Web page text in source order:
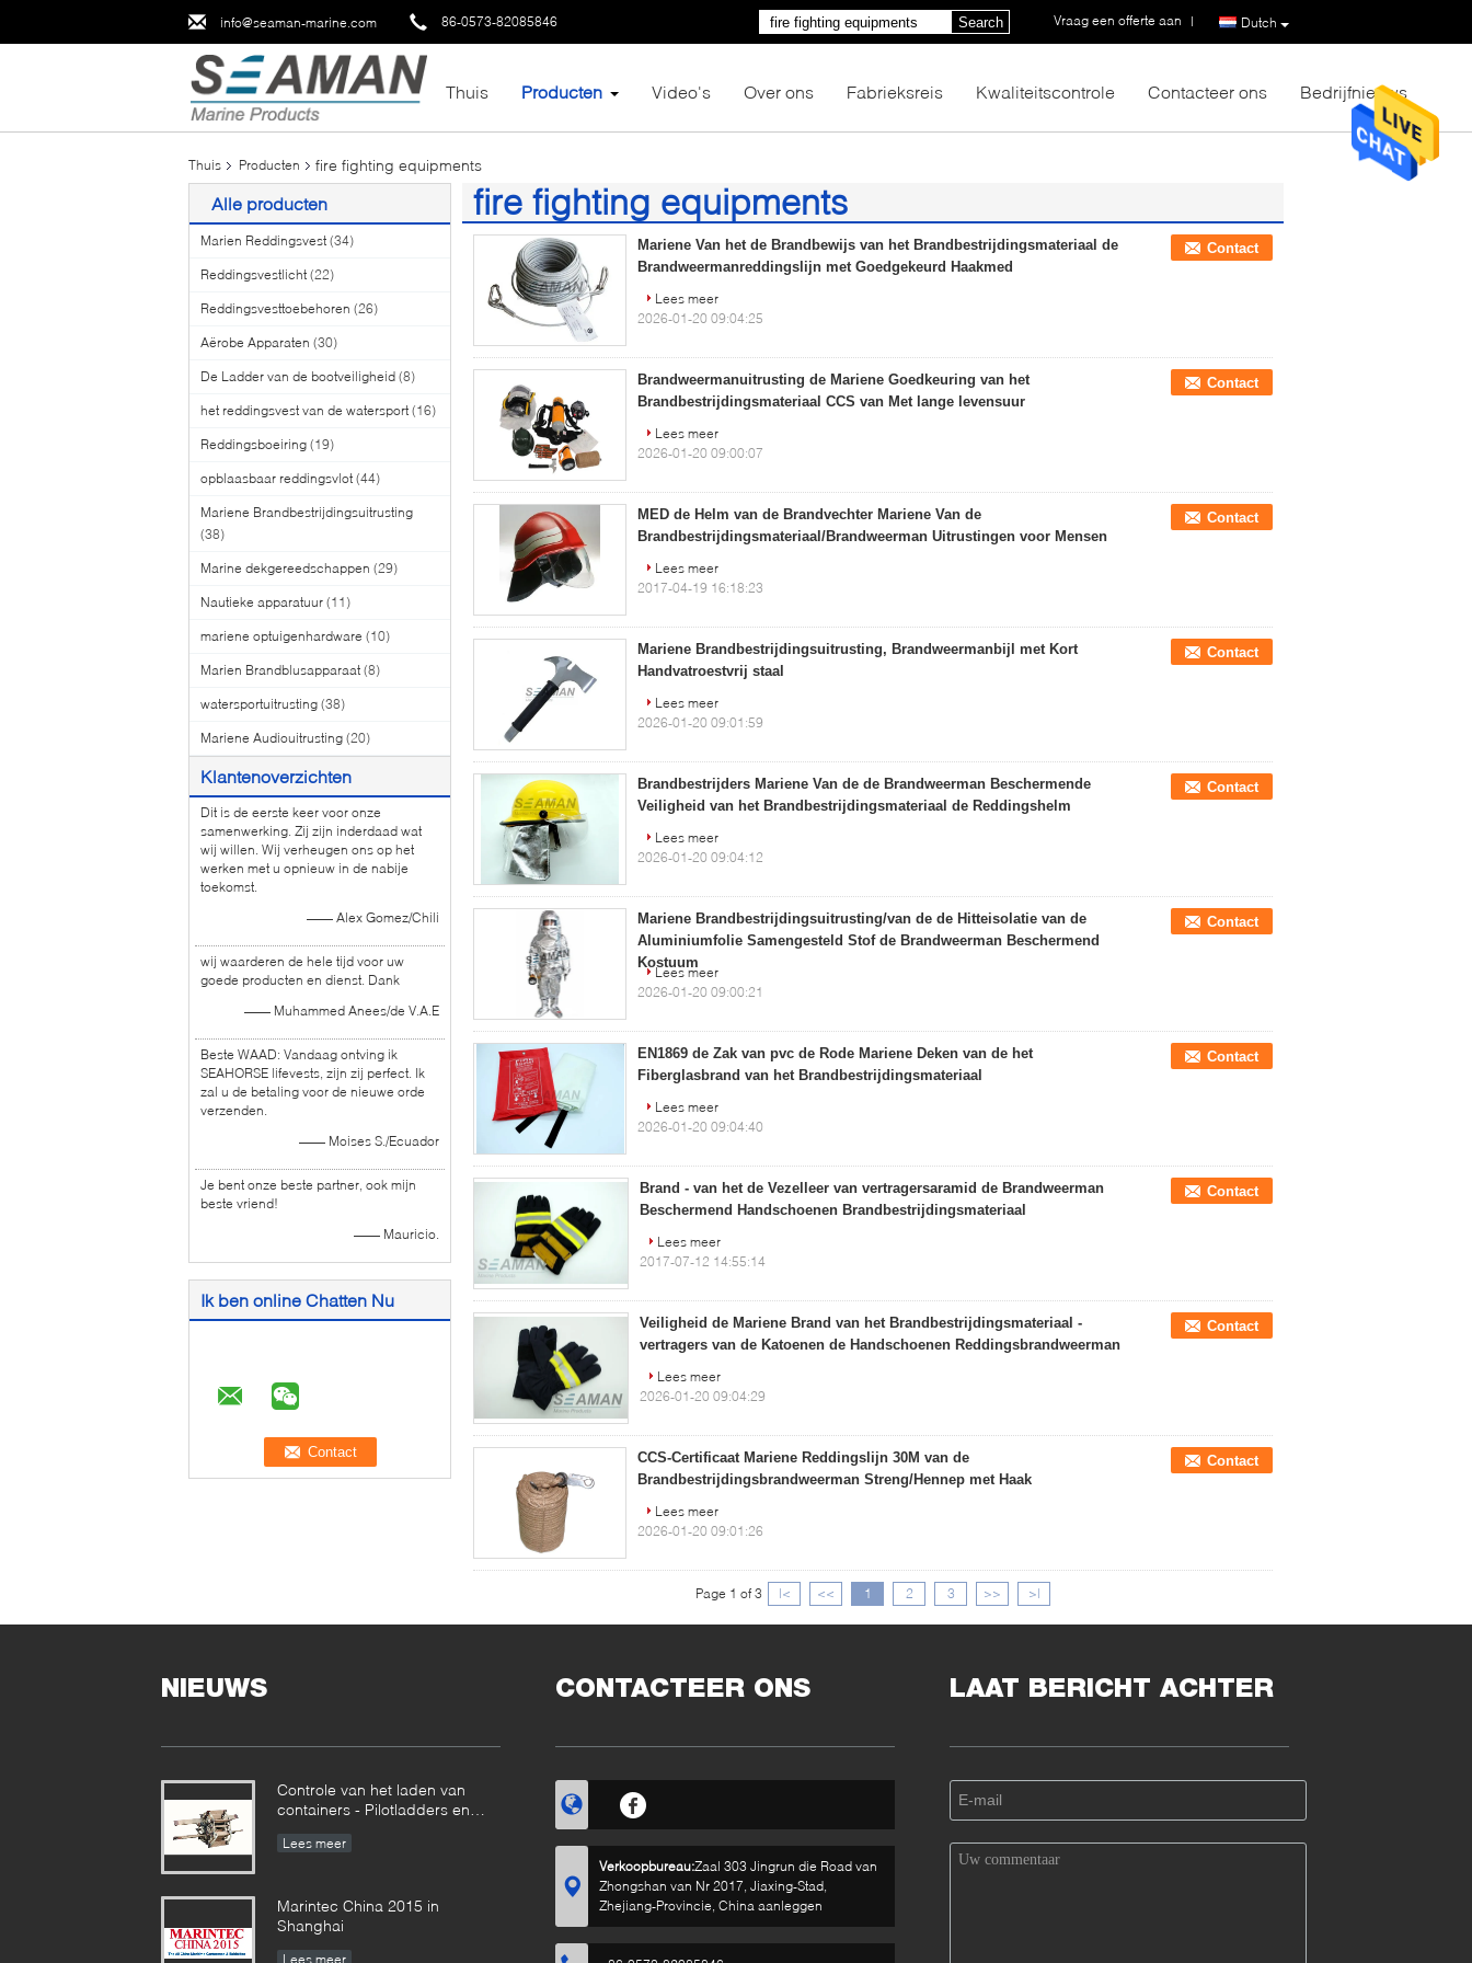
info@seaman-marine.com 86-0573-82085846 Dutch
Vraag een offerte aan |
Search
Thuis Producten Video's Over ons Fabrieksreis Kwaliteitscontrole Contacteer ons Bedrijfnieuws
Thuis Producten fire fighting equipments
Alle producten
Marien Reddingsvest (34)
Reddingsvestlicht (22)
Reddingsvesttoebehoren (26)
Aërobe Apparaten (30)
De Ladder van de bootveiligheid (8)
het reddingsvest van de watersport (16)
Reddingsboeiring (19)
opblaasbaar reddingsvlot (44)
Mariene Brandbestrijdingsuitrusting
(38)
Marine dekgereedschappen (29)
Nautieke apparatuur (11)
mariene optuigenhardware (10)
Marien Brandblusapparaat (8)
watersportuitrusting (38)
Mariene Audiouitrusting (20)
Klantenoverzichten
Dit is de eerste keer voor onze
samenwerking. Zij zijn inderdaad wat
wij willen. Wij verheugen ons op het
werken met u opnieuw in de nabije
toekomst.
—— Alex Gomez/Chili
wij waarderen de hele tijd voor uw
goede producten en dienst. Dank
—— Muhammed Anees/de V.A.E
Beste WAAD: Vandaag ontving ik
SEAHORSE lifevests, zijn zij perfect. Ik
zal u de betaling voor de nieuwe orde
verzenden.
—— Moises S./Ecuador
Je bent onze beste partner, ook mijn
beste vriend!
—— Mauricio.
Ik ben online Chatten Nu
fire fighting equipments
(29)
Mariene Van het de Brandbewijs van het Brandbestrijdingsmateriaal de
Brandweermanreddingslijn met Goedgekeurd Haakmed
Contact
Lees meer
2026-01-20 09:04:25
Brandweermanuitrusting de Mariene Goedkeuring van het
Brandbestrijdingsmateriaal CCS van Met lange levensuur
Contact
Lees meer
2026-01-20 09:00:07
MED de Helm van de Brandvechter Mariene Van de
Brandbestrijdingsmateriaal/Brandweerman Uitrustingen voor Mensen
Contact
Lees meer
2017-04-19 16:18:23
Mariene Brandbestrijdingsuitrusting, Brandweermanbijl met Kort
Handvatroestvrij staal
Contact
Lees meer
2026-01-20 09:01:59
Brandbestrijders Mariene Van de de Brandweerman Beschermende
Veiligheid van het Brandbestrijdingsmateriaal de Reddingshelm
Contact
Lees meer
2026-01-20 09:04:12
Mariene Brandbestrijdingsuitrusting/van de de Hitteisolatie van de
Aluminiumfolie Samengesteld Stof de Brandweerman Beschermend
Kostuum
Contact
Lees meer
2026-01-20 09:00:21
EN1869 de Zak van pvc de Rode Mariene Deken van de het
Fiberglasbrand van het Brandbestrijdingsmateriaal
Contact
Lees meer
2026-01-20 09:04:40
Brand - van het de Vezelleer van vertragersaramid de Brandweerman
Beschermend Handschoenen Brandbestrijdingsmateriaal
Contact
Lees meer
2017-07-12 14:55:14
Veiligheid de Mariene Brand van het Brandbestrijdingsmateriaal -
vertragers van de Katoenen de Handschoenen Reddingsbrandweerman
Contact
Lees meer
2026-01-20 09:04:29
CCS-Certificaat Mariene Reddingslijn 30M van de
Brandbestrijdingsbrandweerman Streng/Hennep met Haak
Contact
Lees meer
2026-01-20 09:01:26
Page 1 of 3 |< << 1 2 3 >> >|
NIEUWS
Controle van het laden van
containers - Pilotladders en
Lees meer
Marintec China 2015 in
Shanghai
Lees meer
CONTACTEER ONS
Verkoopbureau:Zaal 303 Jingrun die Road van
Zhongshan van Nr 2017, Jiaxing-Stad,
Zhejiang-Provincie, China aanleggen
LAAT BERICHT ACHTER